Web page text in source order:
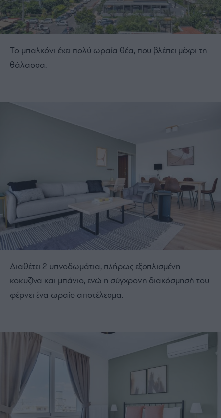
Το μπαλκόνι έχει πολύ ωραία θέα, που βλέπει μέχρι τη
θάλασσα.
Διαθέτει 2 υπνοδωμάτια, πλήρως εξοπλισμένη
κοκυζίνα και μπάνιο, ενώ η σύγχρονη διακόσμησή του
φέρνει ένα ωραίο αποτέλεσμα.